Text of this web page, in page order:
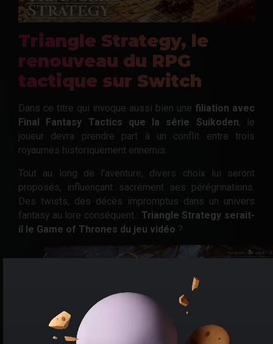
Triangle Strategy, le
renouveau du RPG
tactique sur Switch
Dans ce titre qui invoque aussi bien une filiation avec
Final Fantasy Tactics que la série Suikoden, le
joueur devra prendre part à un conflit entre trois
royaumes historiquement ennemis.
Tout au long de l'aventure, divers choix lui seront
proposés, influençant sacrément ses pérégrinations.
Des twists, des décès impromptus dans un univers
fantasy au lore conséquent : Triangle Strategy serait-
il le Game of Thrones du jeu vidéo ?